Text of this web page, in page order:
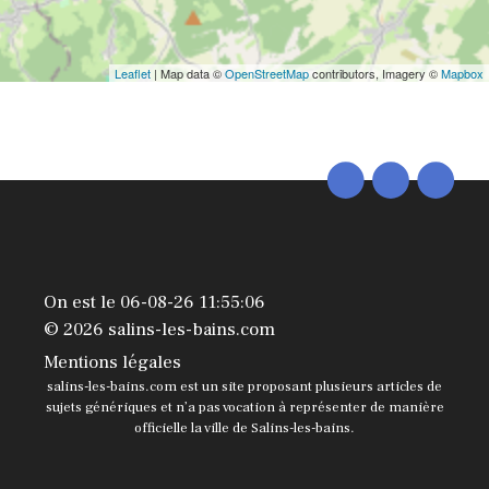
Leaflet | Map data ©OpenStreetMapcontributors, Imagery ©Mapbox
On est le 06-08-26 11:55:06
© 2026 salins-les-bains.com
Mentions légales
salins-les-bains.com est un site proposant plusieurs articles de
sujets génériques et n’a pas vocation à représenter de manière
officielle la ville de Salins-les-bains.